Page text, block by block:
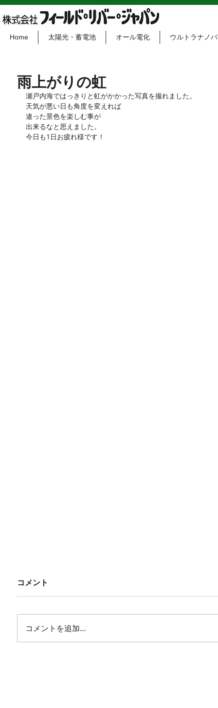
Home 太陽光・蓄電池 オール電化 ウルトラナノ
雨上がりの虹
瀬戸内海ではっきりと虹がかかった写真を撮れました。
天気が悪い日も角度を変えれば
違った景色を楽しむ事が
出来るなと思えました。
今日も1日お疲れ様です！
コメント
コメントを追加…